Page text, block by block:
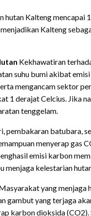
hutan Kalteng
Kalteng
Kekhawatiran
suhu bumi akibat
mengancam sektor
1 derajat Celcius. Jika
tenggelam.
pembakaran batubara,
menyerap gas
emisi karbon
menjaga kelestarian
yang menjaga
gambut yang terjaga
karbon dioksida